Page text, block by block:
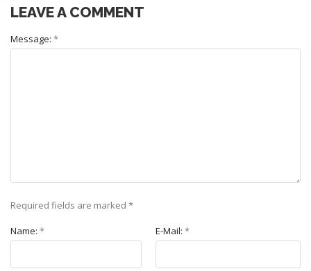
LEAVE A COMMENT
Message: *
Required fields are marked *
Name: * E-Mail: *